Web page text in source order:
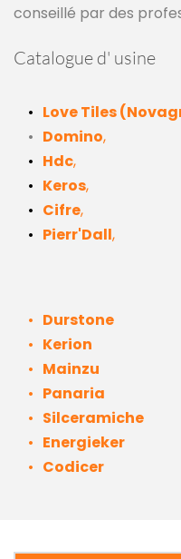
conseillé par des
Catalogue d' usine
Love Tiles
Domino,
Hdc,
Keros,
Cifre,
Pierr'Dall,
Durstone
Kerion
Mainzu
Panaria
Silceramiche
Energieker
Codicer